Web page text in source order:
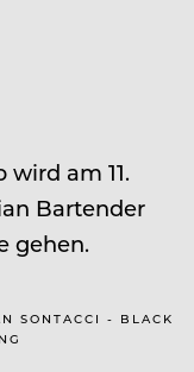
am 11.
Bartender
gehen.
SONTACCI - BLACK